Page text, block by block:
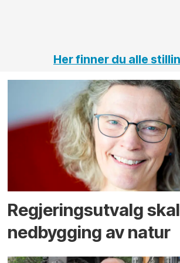
Her finner du alle
Regjerings­utvalg
ned­bygging av natur